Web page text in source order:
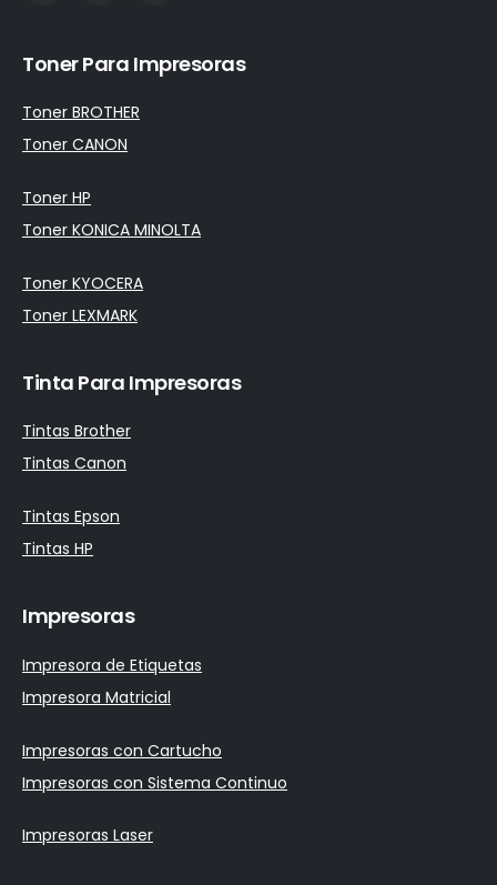
Toner Para Impresoras
Toner BROTHER
Toner CANON
Toner HP
Toner KONICA MINOLTA
Toner KYOCERA
Toner LEXMARK
Tinta Para Impresoras
Tintas Brother
Tintas Canon
Tintas Epson
Tintas HP
Impresoras
Impresora de Etiquetas
Impresora Matricial
Impresoras con Cartucho
Impresoras con Sistema Continuo
Impresoras Laser